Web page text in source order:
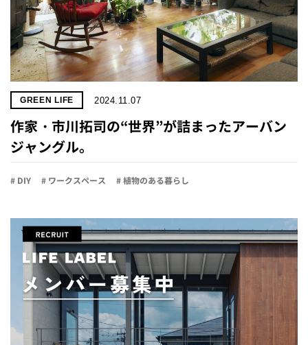
GREEN LIFE 2024.11.07
作家・市川拓司の“世界”が詰まったアーバン
ジャングル。
# DIY # ワークスペース # 植物のある暮らし